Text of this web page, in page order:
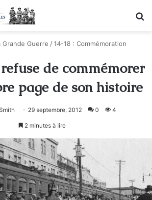
Grande Guerre / 14-18 : Commémoration
de commémorer
page de son histoire
29 septembre, 2012 0 4
2 minutes à lire